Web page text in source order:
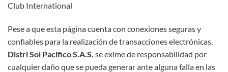
Club International
Pese a que esta página cuenta con conexiones seguras y
confiables para la realización de transacciones electrónicas,
Distri Sol Pacifico S.A.S. se exime de responsabilidad por
cualquier daño que se pueda generar ante alguna falla en las